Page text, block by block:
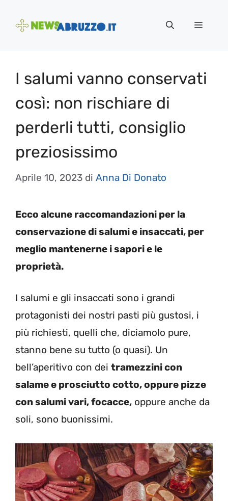
Menu
I salumi vanno conservati
così: non rischiare di
perderli tutti, consiglio
preziosissimo
Aprile 10, 2023 di Anna Di Donato
Ecco alcune raccomandazioni per la
conservazione di salumi e insaccati, per
meglio mantenerne i sapori e le
proprietà.
I salumi e gli insaccati sono i grandi
protagonisti dei nostri pasti più gustosi, i
più richiesti, quelli che, diciamolo pure,
stanno bene su tutto (o quasi). Un
bell’aperitivo con dei tramezzini con
salame e prosciutto cotto, oppure pizze
con salumi vari, focacce, oppure anche da
soli, sono buonissimi.